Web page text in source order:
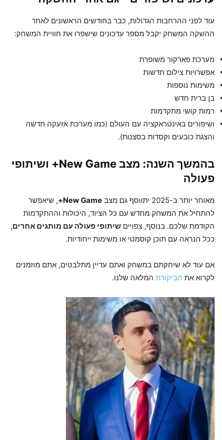
עוד לפני ההרחבות הגדולות, כבר בחודשים הראשונים לאחר
ההשקה המשחק יקבל מספר עדכונים שישפרו את חוויית המשחק:
מערכת פארקור משופרת
אפשרויות צילום חדשות
משימות נוספות
בן ברית חדש
רמות קושי מתקדמות
ושיפורים באינטראקציה עם העולם (כמו מערכת אזעקה חדשה
והצגת כובעים וקסדות בסצנות).
בהמשך השנה: מצב New Game+ ושיתופי
פעולה
מאוחר יותר ב-2025 יתווסף גם מצב New Game+
, שיאפשר
להתחיל את המשחק מחדש עם כל הציוד, היכולות וההתקדמות
הקודמת שלכם. בנוסף, צפויים שיתופי פעולה עם מותגים אחרים,
ככל הנראה עם תוכן קוסמטי או משימות ייחודיות.
אם עוד לא שיחקתם במשחק ואתם עדיין מתלבטים, אתם מוזמנים
לקרוא את הביקורת המלאה שלנו.